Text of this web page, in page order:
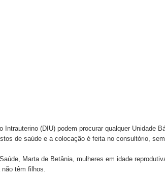
(DIU) podem procurar qualquer Unidade
de saúde e a colocação é feita no consultório,
Marta de Betânia, mulheres em idade
não têm filhos.